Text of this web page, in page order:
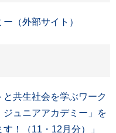
（外部サイト）
と共生社会を学ぶワーク
ュニアアカデミー」を
！（11・12月分）」